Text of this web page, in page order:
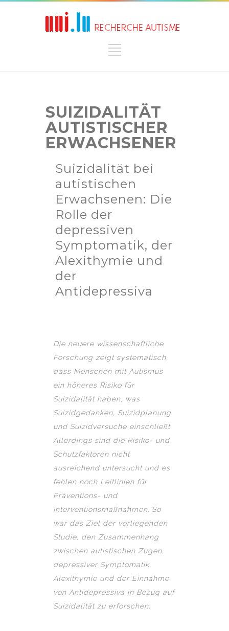
SUIZIDALITÄT
AUTISTISCHER
ERWACHSENER
Suizidalität bei
autistischen
Erwachsenen: Die
Rolle der
depressiven
Symptomatik, der
Alexithymie und
der
Antidepressiva
Die neuere wissenschaftliche
Forschung zeigt systematisch,
dass Menschen mit Autismus
ein höheres Risiko für
Suizidalität haben, was
Suizidgedanken, Suizidplanung
und Suizidversuche einschließt.
Allerdings sind die Risiko- und
Schutzfaktoren nicht
ausreichend untersucht und es
fehlen noch Leitlinien für
Präventions- und
Interventionsmaßnahmen. So
war das Ziel der vorliegenden
Studie, den Zusammenhang
zwischen autistischen Zügen,
depressiver Symptomatik,
Alexithymie und der Einnahme
von Antidepressiva in Bezug auf
Suizidalität zu erforschen.